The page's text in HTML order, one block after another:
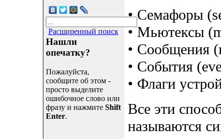
Расширенный поиск
Нашли
опечатку?
Пожалуйста,
сообщите об этом -
просто выделите
ошибочное слово или
фразу и нажмите Shift
Enter.
• Семафоры
• Мьютексы
• Сообщения
• События
• Флаги
Все эти
называются